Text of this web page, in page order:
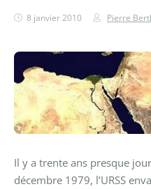
8 janvier 2010 Pierre
Il y a trente ans presque
décembre 1979, l’URSS